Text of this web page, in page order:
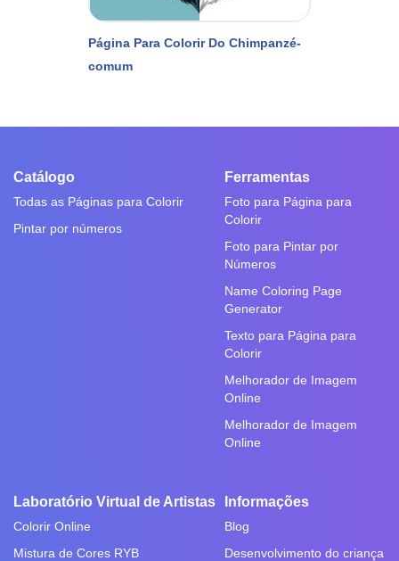
Página Para Colorir Do Chimpanzé-
comum
Catálogo
Todas as Páginas para Colorir
Pintar por números
Ferramentas
Foto para Página para
Colorir
Foto para Pintar por
Números
Name Coloring Page
Generator
Texto para Página para
Colorir
Melhorador de Imagem
Online
Melhorador de Imagem
Online
Laboratório Virtual de Artistas
Colorir Online
Mistura de Cores RYB
Informações
Blog
Desenvolvimento do criança